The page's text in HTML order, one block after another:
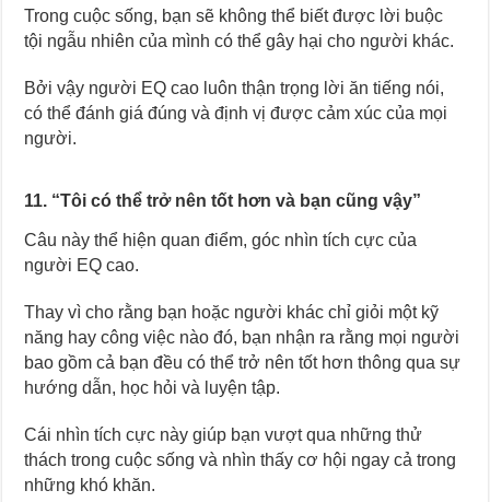
Trong cuộc sống, bạn sẽ không thể biết được lời buộc
tội ngẫu nhiên của mình có thể gây hại cho người khác.
Bởi vậy người EQ cao luôn thận trọng lời ăn tiếng nói,
có thể đánh giá đúng và định vị được cảm xúc của mọi
người.
11. “Tôi có thể trở nên tốt hơn và bạn cũng vậy”
Câu này thể hiện quan điểm, góc nhìn tích cực của
người EQ cao.
Thay vì cho rằng bạn hoặc người khác chỉ giỏi một kỹ
năng hay công việc nào đó, bạn nhận ra rằng mọi người
bao gồm cả bạn đều có thể trở nên tốt hơn thông qua sự
hướng dẫn, học hỏi và luyện tập.
Cái nhìn tích cực này giúp bạn vượt qua những thử
thách trong cuộc sống và nhìn thấy cơ hội ngay cả trong
những khó khăn.